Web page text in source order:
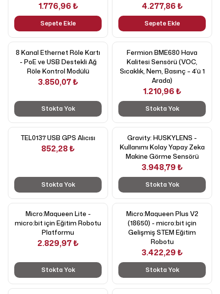
1.776,96 ₺
Sepete Ekle
4.277,86 ₺
Sepete Ekle
8 Kanal Ethernet Röle Kartı
- PoE ve USB Destekli Ağ
Röle Kontrol Modülü
3.850,07 ₺
Stokta Yok
Fermion BME680 Hava
Kalitesi Sensörü (VOC,
Sıcaklık, Nem, Basınç – 4’ü 1
Arada)
1.210,96 ₺
Stokta Yok
TEL0137 USB GPS Alıcısı
852,28 ₺
Stokta Yok
Gravity: HUSKYLENS -
Kullanımı Kolay Yapay Zeka
Makine Görme Sensörü
3.948,79 ₺
Stokta Yok
Micro:Maqueen Lite -
micro:bit için Eğitim Robotu
Platformu
2.829,97 ₺
Stokta Yok
Micro:Maqueen Plus V2
(18650) - micro:bit için
Gelişmiş STEM Eğitim
Robotu
3.422,29 ₺
Stokta Yok